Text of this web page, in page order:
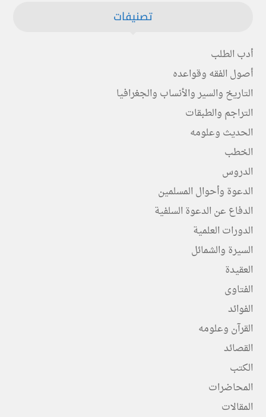
تصنيفات
أدب الطلب
أصول الفقه وقواعده
التاريخ والسير والأنساب والجغرافيا
التراجم والطبقات
الحديث وعلومه
الخطب
الدروس
الدعوة وأحوال المسلمين
الدفاع عن الدعوة السلفية
الدورات العلمية
السيرة والشمائل
العقيدة
الفتاوى
الفوائد
القرآن وعلومه
القصائد
الكتب
المحاضرات
المقالات